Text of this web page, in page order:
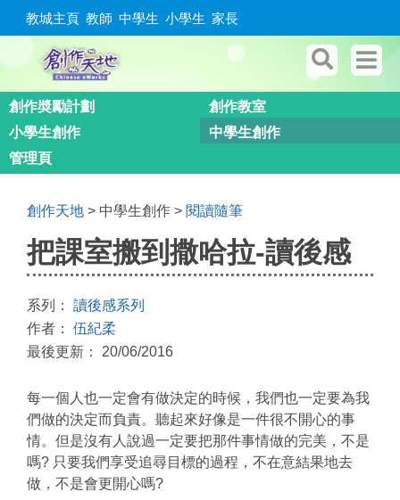
教城主頁 教師 中學生 小學生 家長
創作奬勵計劃
創作教室
小學生創作
中學生創作
管理頁
創作天地 > 中學生創作 > 閱讀隨筆
把課室搬到撒哈拉-讀後感
系列： 讀後感系列
作者： 伍紀柔
最後更新： 20/06/2016
每一個人也一定會有做決定的時候，我們也一定要為我
們做的決定而負責。聽起來好像是一件很不開心的事
情。但是沒有人說過一定要把那件事情做的完美，不是
嗎? 只要我們享受追尋目標的過程，不在意結果地去
做，不是會更開心嗎?